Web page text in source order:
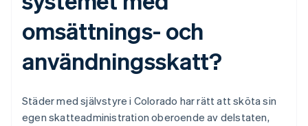
omsättnings- och
användningsskatt?
Städer med självstyre i Colorado har rätt att sköta sin
egen skatteadministration oberoende av delstaten,